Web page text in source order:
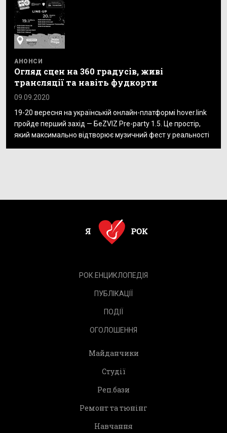
АНОНСИ
Огляд сцен на 360 градусів, живі
трансляції та навіть фудкорти
09.09.2020
19-20 вересня на українській онлайн-платформі hover.link
пройде перший захід — БеZVIZ Pre-party 1.5. Це простір,
який максимально відтворює музичний фест у реальності
РОК.ЕНЦИКЛОПЕДІЯ
ПУБЛІКАЦІЇ
ПОДІЇ
ОГОЛОШЕННЯ
Майданчики
Студії
Реп.бази
Ремонт та тюнінг
Навчання